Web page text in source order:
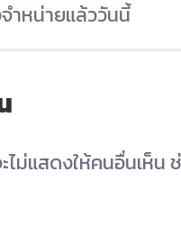
ำหน่ายแล้ววันนี้
ม่แสดงให้คนอื่นเห็น